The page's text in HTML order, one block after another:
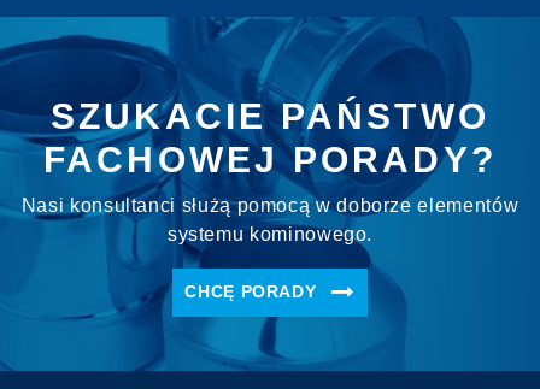
SZUKACIE PAŃSTWO
FACHOWEJ PORADY?
Nasi konsultanci służą pomocą w doborze elementów
systemu kominowego.
CHCĘ PORADY